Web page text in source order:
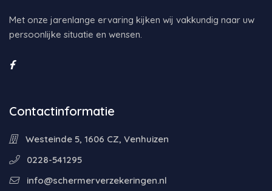
Met onze jarenlange ervaring kijken wij vakkundig naar uw
persoonlijke situatie en wensen.
Contactinformatie
Westeinde 5, 1606 CZ, Venhuizen
0228-541295
info@schermerverzekeringen.nl